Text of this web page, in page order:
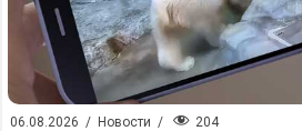
06.08.2026 / Новости / 204